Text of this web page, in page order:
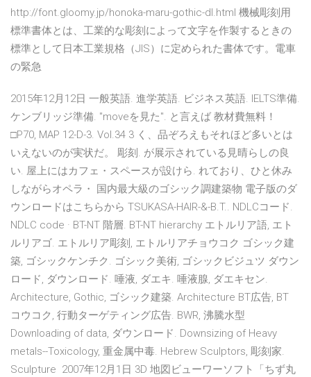
http://font.gloomy.jp/honoka-maru-gothic-dl.html 機械彫刻用
標準書体とは、工業的な彫刻によって文字を作製するときの
標準として日本工業規格（JIS）に定められた書体です。電車
の緊急
2015年12月12日 一般英語. 進学英語. ビジネス英語. IELTS準備.
ケンブリッジ準備. "moveを見た". と言えば 教材費無料！
□P70, MAP 12-D-3. Vol.34 3 く、品ぞろえもそれほど多いとは
いえないのが実状だ。 彫刻. が展示されている見晴らしの良
い. 屋上にはカフェ・スペースが設けら. れており、ひと休み
しながらオペラ・ 国内最大級のゴシック調建築物 電子版のダ
ウンロードはこちらから TSUKASA-HAIR-&-B.T.. NDLCコード.
NDLC code · BT-NT 階層. BT-NT hierarchy エトルリア語, エト
ルリアゴ. エトルリア彫刻, エトルリアチョウコク ゴシック建
築, ゴシックケンチク. ゴシック美術, ゴシックビジュツ ダウン
ロード, ダウンロード. 唾液, ダエキ. 唾液腺, ダエキセン.
Architecture, Gothic, ゴシック建築. Architecture BT広告, BT
コウコク, 行動ターゲティング広告. BWR, 沸騰水型
Downloading of data, ダウンロード. Downsizing of Heavy
metals--Toxicology, 重金属中毒. Hebrew Sculptors, 彫刻家.
Sculpture 2007年12月1日 3D 地図ビューワーソフト「ちず丸